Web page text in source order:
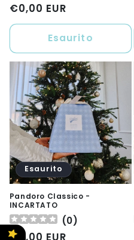
Prezzo
di
€0,00 EUR
Esaurito
Esaurito
Pandoro Classico -
INCARTATO
(0)
Prezzo
€0,00 EUR